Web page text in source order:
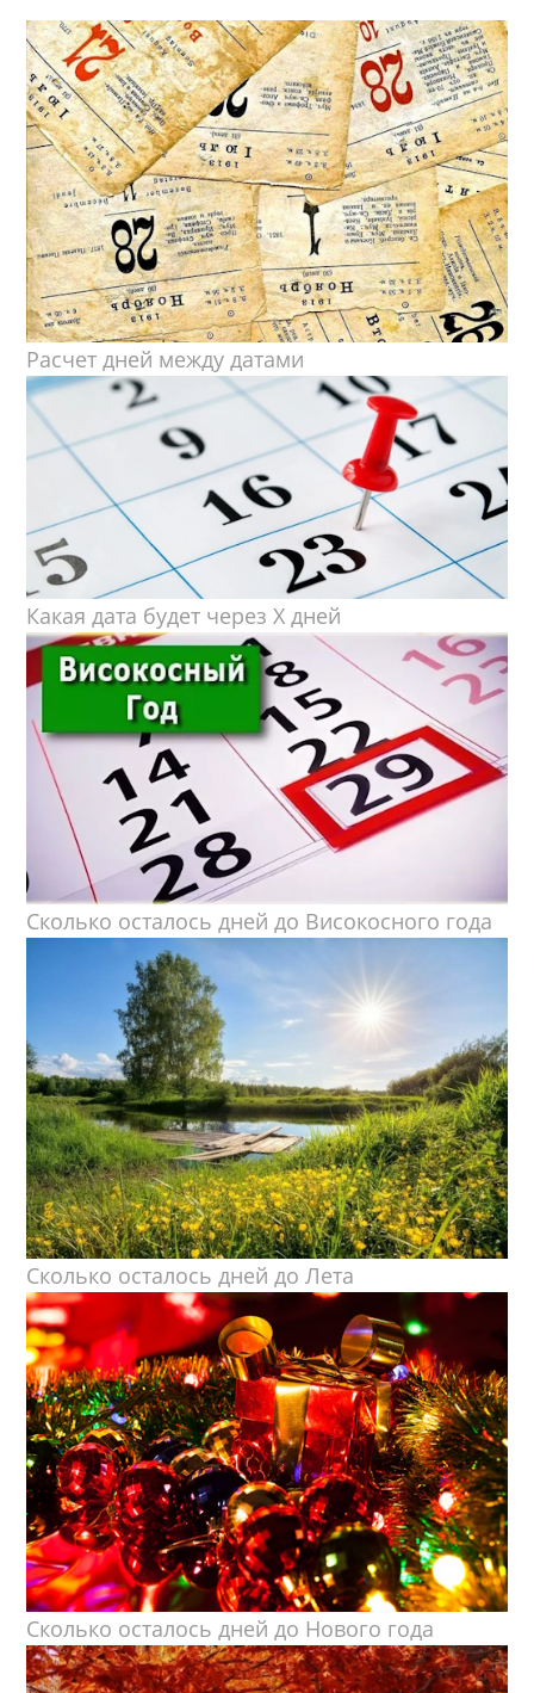
Расчет дней между датами
Какая дата будет через X дней
Сколько осталось дней до Високосного года
Сколько осталось дней до Лета
Сколько осталось дней до Нового года